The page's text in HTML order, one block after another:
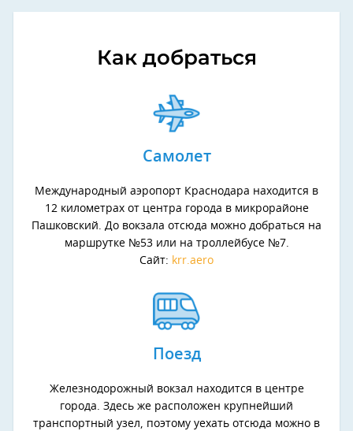
Как добраться
Самолет
Международный аэропорт Краснодара находится в
12 километрах от центра города в микрорайоне
Пашковский. До вокзала отсюда можно добраться на
маршрутке №53 или на троллейбусе №7.
Сайт: krr.aero
Поезд
Железнодорожный вокзал находится в центре
города. Здесь же расположен крупнейший
транспортный узел, поэтому уехать отсюда можно в